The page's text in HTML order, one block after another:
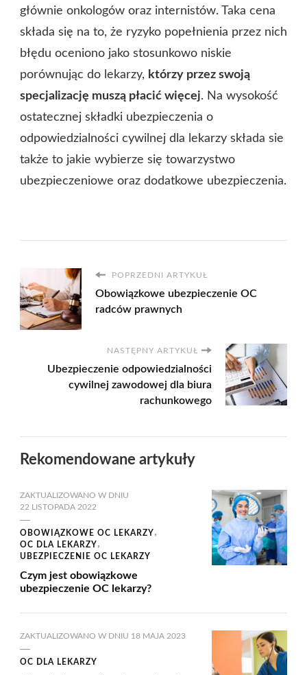
głównie onkologów oraz internistów. Taka cena
składa się na to, że ryzyko popełnienia przez nich
błędu oceniono jako stosunkowo niskie
porównując do lekarzy, którzy przez swoją
specjalizację muszą płacić więcej. Na wysokość
ostatecznej składki ubezpieczenia o
odpowiedzialności cywilnej dla lekarzy składa sie
także to jakie wybierze się towarzystwo
ubezpieczeniowe oraz dodatkowe ubezpieczenia.
POPRZEDNI ARTYKUŁ
Obowiązkowe ubezpieczenie OC
radców prawnych
NASTĘPNY ARTYKUŁ
Ubezpieczenie odpowiedzialności
cywilnej zawodowej dla biura
rachunkowego
Rekomendowane artykuły
ZAKTUALIZOWANO W DNIU
22 LISTOPADA 2022
OBOWIĄZKOWE OC LEKARZY
OC DLA LEKARZY
UBEZPIECZENIE OC LEKARZY
Czym jest obowiązkowe
ubezpieczenie OC lekarzy?
ZAKTUALIZOWANO W DNIU 18 MAJA 2023
OC DLA LEKARZY